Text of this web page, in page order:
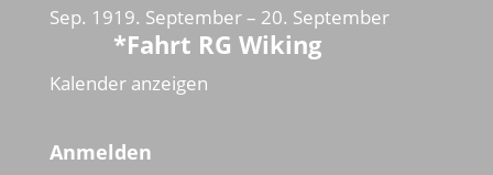
Sep. 1919. September– 20. September
*Fahrt RG Wiking
Kalender anzeigen
Anmelden